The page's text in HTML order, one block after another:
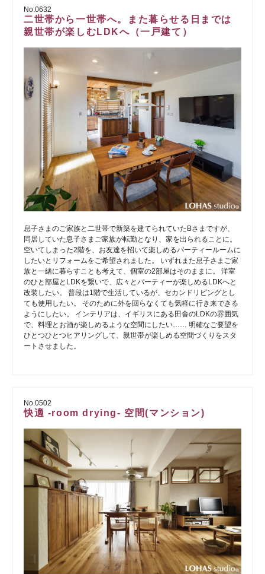
No.0632
二世帯から一世帯へ。また暮らせる日までは
親世帯が楽しむLDKへ（一戸建て）
息子さまのご家族と二世帯で新築を建てられていたBさまですが、
同居していた息子さまご家族が転勤となり、家を出られることに。
空いてしまった2階を、お友達を招いて楽しめるパーティールームに
したいとリフォームをご希望されました。 いずれまた息子さまご家
族と一緒に暮らすことも考えて、個室の2部屋はそのままに。 洋室
のひと部屋とLDKを繋いで、広々とパーティーが楽しめるLDKへと
改装したい。 普段は1階で生活しているが、セカンドリビングとし
ても使用したい。 そのために外を回らなくても気軽に行き来できる
ようにしたい。 インテリアは、イギリスにある田舎のLDKの雰囲気
で、料理とお酒が楽しめるような空間にしたい…… 明確なご要望を
ひとつひとつヒアリングして、親世帯が楽しめる空間づくりをスタ
ートさせました。
No.0502
快適 -room drying- 空間(マンション)